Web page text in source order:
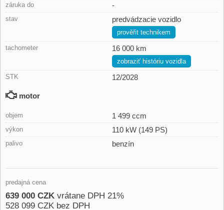
záruka do -
stav predvádzacie vozidlo
prověřit technikem
tachometer 16 000 km
zobraziť históriu vozidla
STK 12/2028
motor
objem 1 499 ccm
výkon 110 kW (149 PS)
palivo benzín
predajná cena
639 000 CZK vrátane DPH 21%
528 099 CZK bez DPH